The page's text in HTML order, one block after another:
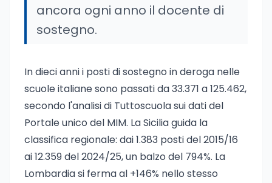
ancora ogni anno il docente di
sostegno.
In dieci anni i posti di sostegno in deroga nelle
scuole italiane sono passati da 33.371 a 125.462,
secondo l'analisi di Tuttoscuola sui dati del
Portale unico del MIM. La Sicilia guida la
classifica regionale: dai 1.383 posti del 2015/16
ai 12.359 del 2024/25, un balzo del 794%. La
Lombardia si ferma al +146% nello stesso